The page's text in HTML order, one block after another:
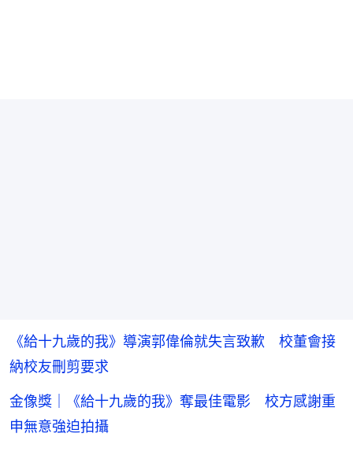
《給十九歲的我》導演郭偉倫就失言致歉 校董會接
納校友刪剪要求
金像獎｜《給十九歲的我》奪最佳電影 校方感謝重
申無意強迫拍攝